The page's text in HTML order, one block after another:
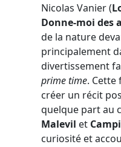
Nicolas Vanier (
Donne-moi des
de la nature
principalement
divertissement
prime time. Cette
créer un récit
quelque part au
Malevil et
curiosité et